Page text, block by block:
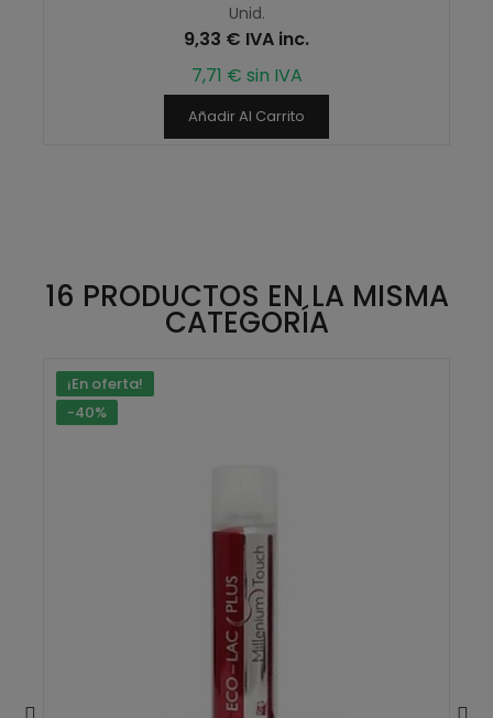
Unid.
9,33 € IVA inc.
7,71 € sin IVA
Añadir Al Carrito
16 PRODUCTOS EN LA MISMA
CATEGORÍA
¡En oferta!
-40%